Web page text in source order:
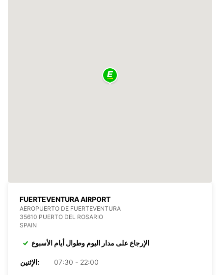
FUERTEVENTURA AIRPORT
AEROPUERTO DE FUERTEVENTURA
35610 PUERTO DEL ROSARIO
SPAIN
الإرجاع على مدار اليوم وطوال أيام الأسبوع
الإثنين:
07:30 - 22:00